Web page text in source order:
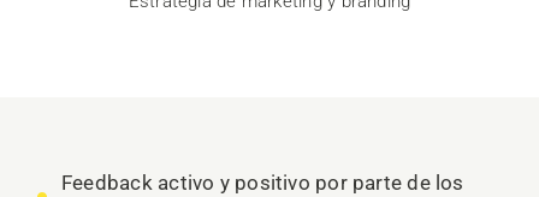
Feedback activo y positivo por parte de los